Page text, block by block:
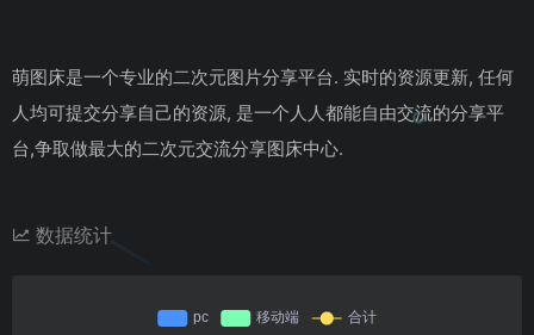
萌图床是一个专业的二次元图片分享平台. 实时的资源更新, 任何
人均可提交分享自己的资源, 是一个人人都能自由交流的分享平
台,争取做最大的二次元交流分享图床中心.
数据统计